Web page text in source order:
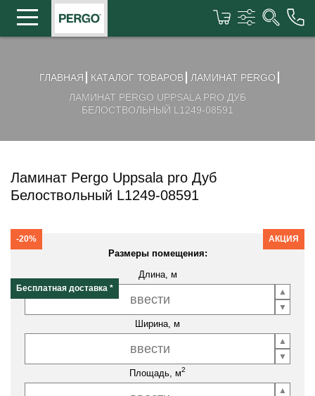
ГЛАВНАЯ КАТАЛОГ ТОВАРОВ
ЛАМИНАТ PERGO
ЛАМИНАТ PERGO UPPSALA PRO ДУБ
БЕЛОСТВОЛЬНЫЙ L1249-08591
Ламинат Pergo Uppsala pro Дуб
Белоствольный L1249-08591
-20% АКЦИЯ
Бесплатная доставка *
Размеры помещения:
Длина, м
Ширина, м
Площадь, м2